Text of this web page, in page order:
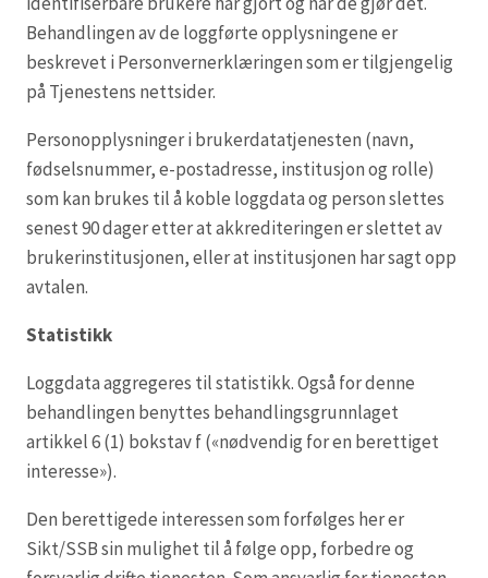
Behandlingen av de loggførte opplysningene er
beskrevet i Personvernerklæringen som er tilgjengelig
på Tjenestens nettsider.
Personopplysninger i brukerdatatjenesten (navn,
fødselsnummer, e-postadresse, institusjon og rolle)
som kan brukes til å koble loggdata og person slettes
senest 90 dager etter at akkrediteringen er slettet av
brukerinstitusjonen, eller at institusjonen har sagt opp
avtalen.
Statistikk
Loggdata aggregeres til statistikk. Også for denne
behandlingen benyttes behandlingsgrunnlaget
artikkel 6 (1) bokstav f («nødvendig for en berettiget
interesse»).
Den berettigede interessen som forfølges her er
Sikt/SSB sin mulighet til å følge opp, forbedre og